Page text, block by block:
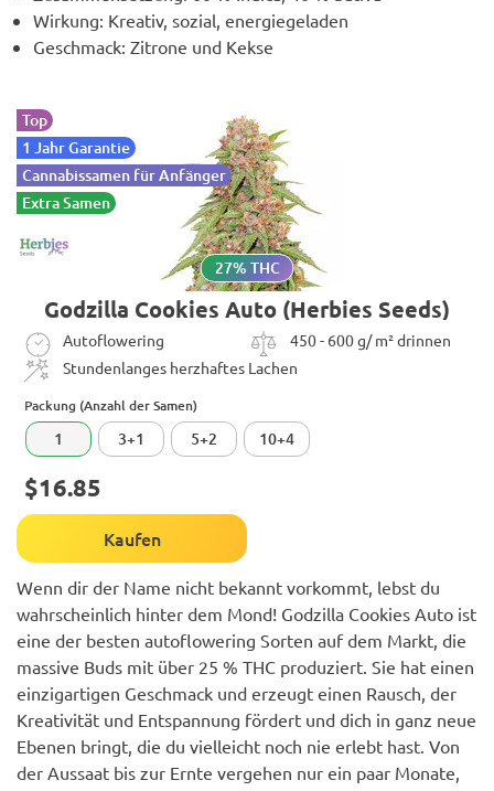
Wirkung: Kreativ, sozial, energiegeladen
Geschmack: Zitrone und Kekse
Top
1 Jahr Garantie
Cannabissamen für Anfänger
Extra Samen
27% THC
Godzilla Cookies Auto (Herbies Seeds)
Autoflowering
450 - 600 g/ m² drinnen
Stundenlanges herzhaftes Lachen
Packung (Anzahl der Samen)
1 3+1 5+2 10+4
$16.85
Kaufen
Wenn dir der Name nicht bekannt vorkommt, lebst du
wahrscheinlich hinter dem Mond! Godzilla Cookies Auto ist
eine der besten autoflowering Sorten auf dem Markt, die
massive Buds mit über 25 % THC produziert. Sie hat einen
einzigartigen Geschmack und erzeugt einen Rausch, der
Kreativität und Entspannung fördert und dich in ganz neue
Ebenen bringt, die du vielleicht noch nie erlebt hast. Von
der Aussaat bis zur Ernte vergehen nur ein paar Monate,